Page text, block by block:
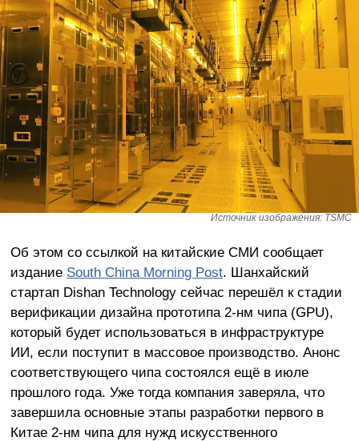
Источник изображения: TSMC
Об этом со ссылкой на китайские СМИ сообщает
издание South China Morning Post. Шанхайский
стартап Dishan Technology сейчас перешёл к стадии
верификации дизайна прототипа 2-нм чипа (GPU),
который будет использоваться в инфраструктуре
ИИ, если поступит в массовое производство. Анонс
соответствующего чипа состоялся ещё в июле
прошлого года. Уже тогда компания заверяла, что
завершила основные этапы разработки первого в
Китае 2-нм чипа для нужд искусственного